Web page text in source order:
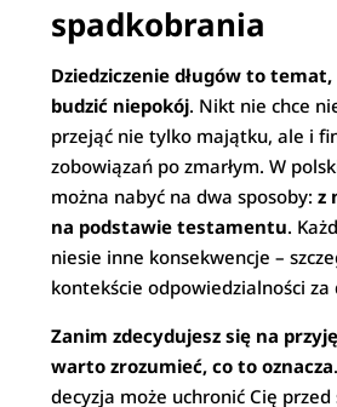
spadkobrania
Dziedziczenie długów to
budzić niepokój. Nikt nie chce
przejąć nie tylko majątku, ale i
zobowiązań po zmarłym. W
można nabyć na dwa sposoby:z
na podstawie testamentu.
niesie inne konsekwencje –
kontekście odpowiedzialności za
Zanim zdecydujesz się na
warto zrozumieć, co to oznacza
decyzja może uchronić Cię